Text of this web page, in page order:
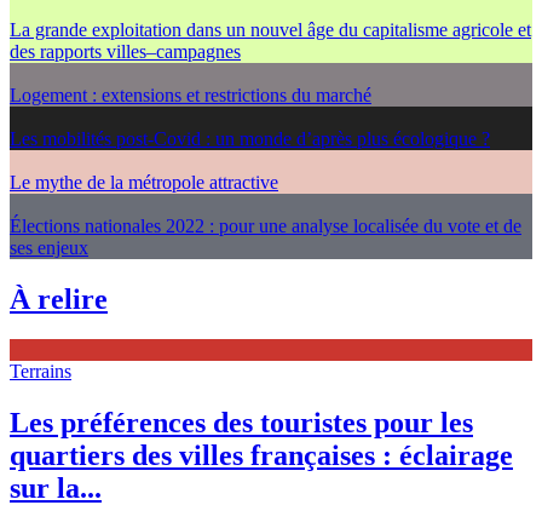
La grande exploitation dans un nouvel âge du capitalisme agricole et
des rapports villes–campagnes
Logement : extensions et restrictions du marché
Les mobilités post-Covid : un monde d’après plus écologique ?
Le mythe de la métropole attractive
Élections nationales 2022 : pour une analyse localisée du vote et de
ses enjeux
À relire
Terrains
Les préférences des touristes pour les
quartiers des villes françaises : éclairage
sur la...